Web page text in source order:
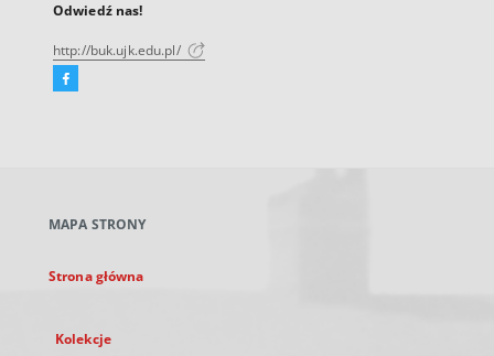
Odwiedź nas!
http://buk.ujk.edu.pl/
Facebook
karcie
MAPA STRONY
Strona główna
Kolekcje